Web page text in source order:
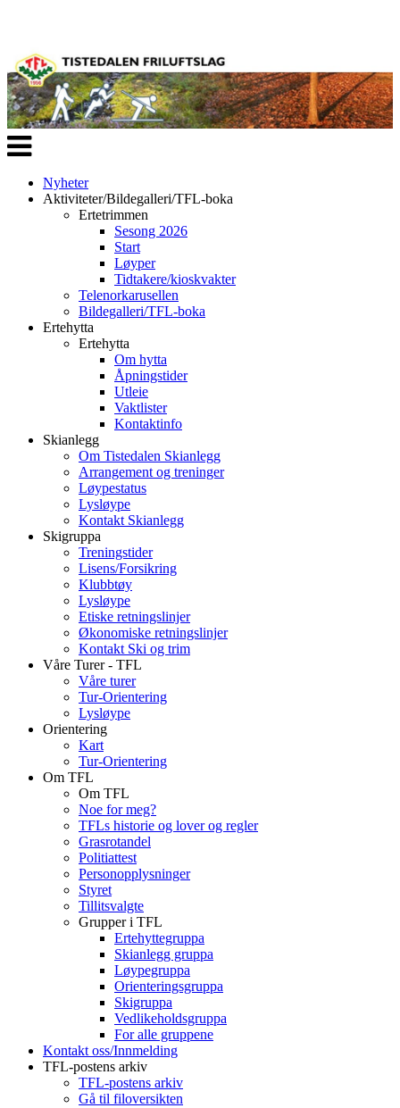
Veksle
navigasjon
Nyheter
Aktiviteter/Bildegalleri/TFL-boka
Ertetrimmen
Sesong 2026
Start
Løyper
Tidtakere/kioskvakter
Telenorkarusellen
Bildegalleri/TFL-boka
Ertehytta
Ertehytta
Om hytta
Åpningstider
Utleie
Vaktlister
Kontaktinfo
Skianlegg
Om Tistedalen Skianlegg
Arrangement og treninger
Løypestatus
Lysløype
Kontakt Skianlegg
Skigruppa
Treningstider
Lisens/Forsikring
Klubbtøy
Lysløype
Etiske retningslinjer
Økonomiske retningslinjer
Kontakt Ski og trim
Våre Turer - TFL
Våre turer
Tur-Orientering
Lysløype
Orientering
Kart
Tur-Orientering
Om TFL
Om TFL
Noe for meg?
TFLs historie og lover og regler
Grasrotandel
Politiattest
Personopplysninger
Styret
Tillitsvalgte
Grupper i TFL
Ertehyttegruppa
Skianlegg gruppa
Løypegruppa
Orienteringsgruppa
Skigruppa
Vedlikeholdsgruppa
For alle gruppene
Kontakt oss/Innmelding
TFL-postens arkiv
TFL-postens arkiv
Gå til filoversikten